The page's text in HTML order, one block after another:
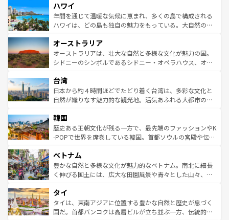
ば市内交通費無料で観光を楽しむこともできる。 なお、新
着のスイス情報はコンテンツ一覧 を参照してほしい。
のような巨大都市は、観光、ショッピング、エンターテイ
ンメントが詰まった刺激的なスポットだ。一方、アメリカ
西部には大自然が広がり、グランドキャニオンやイエロー
部のニューオーリンズでは、音楽と美食が融合した独特の
文化が魅力。旅行者はアメリカの各地域で異なる魅力を楽
しみながら、その多様性と豊かな歴史を感じることができ
ならではの贅沢な旅のスタイルだ。 なお、新着のアメリカ
情報はコンテンツ一覧を参照してほしい。
ハワイ
年間を通じて温暖な気候に恵まれ、多くの島で構成される
ハワイは、どの島も独自の魅力をもっている。大自然の神
ワイ島は見逃せない。また、定番の観光地といえばオアフ
島だが、静かな自然を求めるならマウイ島やカウアイ島が
おすすめ。エメラルドグリーンに輝く海をはじめ、豊かな
れるおもてなしの心で訪れる人々を迎えてくれるハワイの
人々、おいしいローカルフードやハワイアンミュージッ
ク、伝統的なフラダンスなど、すべてがハワイの魅力を彩
ワイを、存分に味わってほしい。 なお、新着のハワイ情報
はコンテンツ一覧を参照してほしい。
オーストラリア
オーストラリアは、壮大な自然と多様な文化が魅力の国。
シドニーのシンボルであるシドニー・オペラハウス、オー
リアリーフや大陸中央部にそびえるウルル（エアーズロッ
ク）、タスマニアの美しい原生林やケアンズの熱帯雨林な
ど、見どころがたくさん。また、カフェやワイン、オージ
いる。アクティビティも充実しており、サーフィンやダイ
ビング、ハイキングなど、アウトドア好きにはたまらな
い。オーストラリアの多彩な魅力を存分に味わいつくそ
参照してほしい。
台湾
日本から約４時間ほどでたどり着く台湾は、多彩な文化と
自然が織りなす魅力的な観光地。活気あふれる大都市の台
ン）、静ひつな山岳地帯である台湾東部など、都市の喧騒
と山間の静けさが共存しており、訪れる人に新しい発見と
驚きをもたらしてくれる。また、奥深い台湾の食文化も魅
容にもいいと評判のスイーツなど、バラエティ豊かな料理
が味わえる。 なお、新着の台湾情報は コンテンツ一覧を参
照してほしい。
韓国
歴史ある王朝文化が残る一方で、最先端のファッションやK
-POPで世界を席巻している韓国。首都ソウルの宮殿や伝統
き、地方に足を延ばせば四季折々の自然美を楽しむことが
できる。そして、キムチや焼肉、絶品のストリートフード
まで、さまざまな韓国料理が待っている。夜には、韓国な
リティに包まれながら、韓国の多彩な魅力を心ゆくまで味
わってみてほしい。 なお、新着の韓国情報はコンテンツ一
覧を参照してほしい。
ベトナム
豊かな自然と多様な文化が魅力的なベトナム。南北に細長
く伸びる国土には、広大な田園風景や青々とした山々、世
急速な発展と共に伝統が息づく。ハノイの古い町並みやホ
ーチミン市のフランス統治時代の建物も、独特の雰囲気を
醸し出している。また、バラエティの豊かさとおいしさで
タイ
タイは、東南アジアに位置する豊かな自然と歴史が息づく
国だ。首都バンコクは高層ビルが立ち並ぶ一方、伝統的な